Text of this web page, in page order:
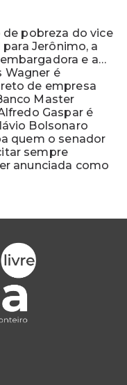
pobreza do vice
Jerônimo, a
e a
baiano
Wagner é
de empresa
Master
Gaspar é
Bolsonaro
quem o senador
sempre
anunciada como